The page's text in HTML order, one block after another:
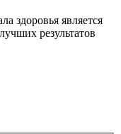
здоровья является
результатов